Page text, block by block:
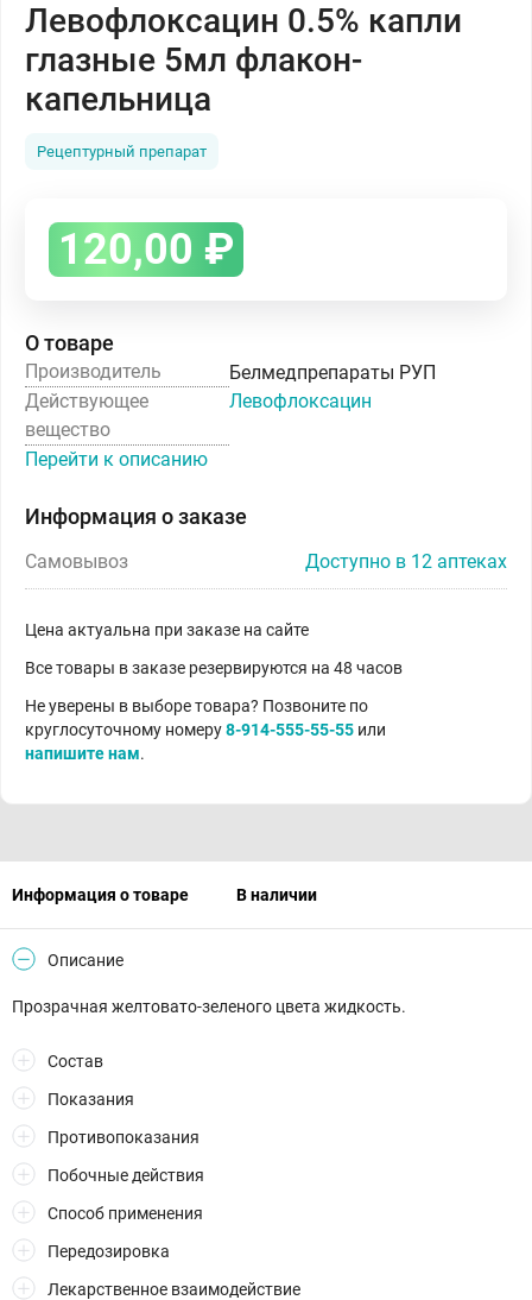
Левофлоксацин 0.5% капли
глазные 5мл флакон-
капельница
Рецептурный препарат
120,00 ₽
О товаре
Производитель
Белмедпрепараты РУП
Действующее
вещество
Левофлоксацин
Перейти к описанию
Информация о заказе
Самовывоз Доступно в 12 аптеках
Цена актуальна при заказе на сайте
Все товары в заказе резервируются на 48 часов
Не уверены в выборе товара? Позвоните по
круглосуточному номеру8-914-555-55-55 или
напишите нам.
Информация о товаре В наличии
Описание
Прозрачная желтовато-зеленого цвета жидкость.
Состав
Показания
Противопоказания
Побочные действия
Способ применения
Передозировка
Лекарственное взаимодействие